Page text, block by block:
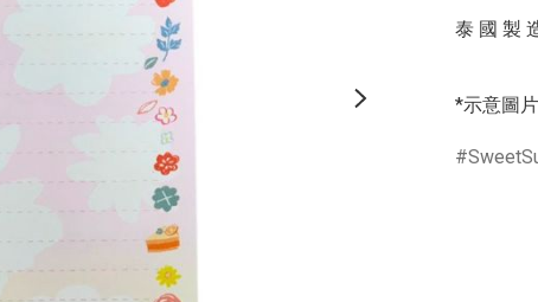
泰 國 製
*示意圖